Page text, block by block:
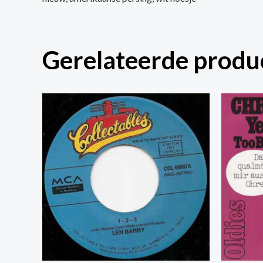
Gerelateerde